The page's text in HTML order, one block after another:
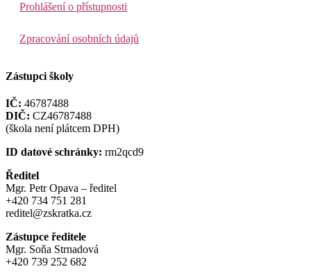
Prohlášení o přístupnosti
Zpracování osobních údajů
Zástupci školy
IČ: 46787488
DIČ: CZ46787488
(škola není plátcem DPH)
ID datové schránky: rm2qcd9
Ředitel
Mgr. Petr Opava – ředitel
+420 734 751 281
reditel@zskratka.cz
Zástupce ředitele
Mgr. Soňa Strnadová
+420 739 252 682